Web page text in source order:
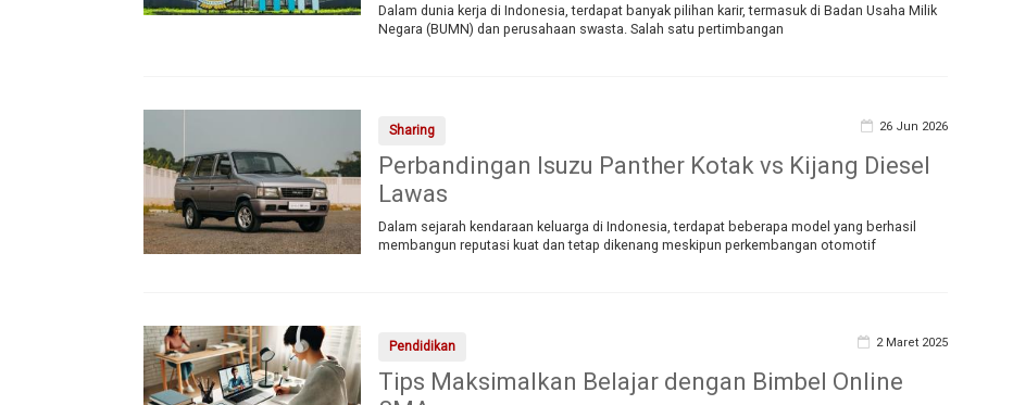
Dalam dunia kerja di Indonesia, terdapat banyak pilihan karir, termasuk di Badan Usaha Milik
Negara (BUMN) dan perusahaan swasta. Salah satu pertimbangan
Sharing 26 Jun 2026
Perbandingan Isuzu Panther Kotak vs Kijang Diesel
Lawas
Dalam sejarah kendaraan keluarga di Indonesia, terdapat beberapa model yang berhasil
membangun reputasi kuat dan tetap dikenang meskipun perkembangan otomotif
Pendidikan 2 Maret 2025
Tips Maksimalkan Belajar dengan Bimbel Online